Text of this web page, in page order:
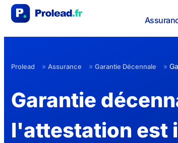
Prolead » Assurance » Garantie Décennale »
Garantie
l'attestation est